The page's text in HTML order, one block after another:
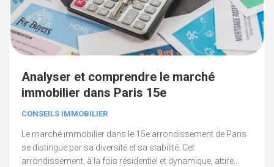
Analyser et comprendre le marché
immobilier dans Paris 15e
CONSEILS IMMOBILIER
Le marché immobilier dans le 15e arrondissement de Paris
se distingue par sa diversité et sa stabilité. Cet
arrondissement, à la fois résidentiel et dynamique, attire...